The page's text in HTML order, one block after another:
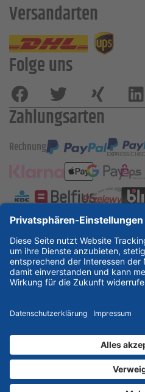
Versandarten
Folge uns
Zahlungsarten
Rechnung
ESSKA International
new new